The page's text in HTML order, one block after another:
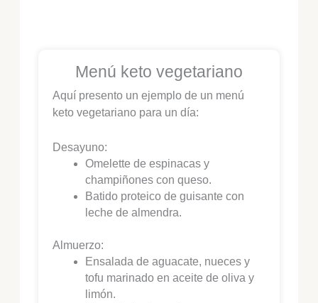
Menú keto vegetariano
Aquí presento un ejemplo de un menú
keto vegetariano para un día:
Desayuno:
Omelette de espinacas y
champiñones con queso.
Batido proteico de guisante con
leche de almendra.
Almuerzo:
Ensalada de aguacate, nueces y
tofu marinado en aceite de oliva y
limón.